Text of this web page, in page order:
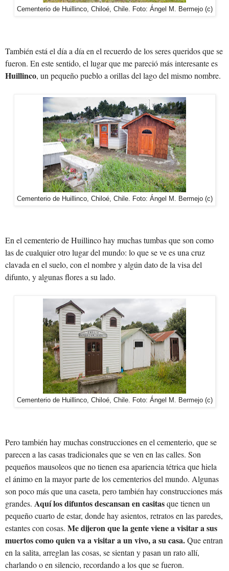
Cementerio de Huillinco, Chiloé, Chile. Foto: Ángel M. Bermejo (c)
También está el día a día en el recuerdo de los seres queridos que se
fueron. En este sentido, el lugar que me pareció más interesante es
Huillinco, un pequeño pueblo a orillas del lago del mismo nombre.
Cementerio de Huillinco, Chiloé, Chile. Foto: Ángel M. Bermejo (c)
En el cementerio de Huillinco hay muchas tumbas que son como
las de cualquier otro lugar del mundo: lo que se ve es una cruz
clavada en el suelo, con el nombre y algún dato de la visa del
difunto, y algunas flores a su lado.
Cementerio de Huillinco, Chiloé, Chile. Foto: Ángel M. Bermejo (c)
Pero también hay muchas construcciones en el cementerio, que se
parecen a las casas tradicionales que se ven en las calles. Son
pequeños mausoleos que no tienen esa apariencia tétrica que hiela
el ánimo en la mayor parte de los cementerios del mundo. Algunas
son poco más que una caseta, pero también hay construcciones más
grandes. Aquí los difuntos descansan en casitasque tienen un
pequeño cuarto de estar, donde hay asientos, retratos en las paredes,
estantes con cosas. Me dijeron que la gente viene a visitar a sus
muertos como quien va a visitar a un vivo, a su casa.Que entran
en la salita, arreglan las cosas, se sientan y pasan un rato allí,
charlando o en silencio, recordando a los que se fueron.